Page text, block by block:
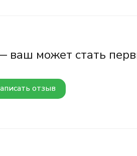
ваш может стать
отзыв